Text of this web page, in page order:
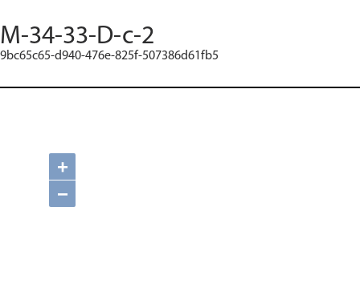
M-34-33-D-c-2
9bc65c65-d940-476e-825f-507386d61fb5
+
−